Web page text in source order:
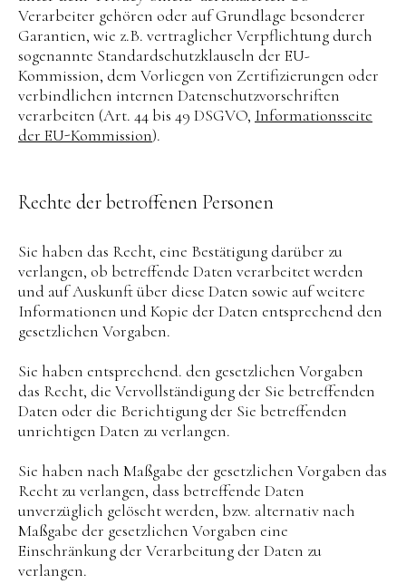
Verarbeiter gehören oder auf Grundlage besonderer
Garantien, wie z.B. vertraglicher Verpflichtung durch
sogenannte Standardschutzklauseln der EU-
Kommission, dem Vorliegen von Zertifizierungen oder
verbindlichen internen Datenschutzvorschriften
verarbeiten (Art. 44 bis 49 DSGVO, Informationsseite
der EU-Kommission).
Rechte der betroffenen Personen
Sie haben das Recht, eine Bestätigung darüber zu
verlangen, ob betreffende Daten verarbeitet werden
und auf Auskunft über diese Daten sowie auf weitere
Informationen und Kopie der Daten entsprechend den
gesetzlichen Vorgaben.
Sie haben entsprechend. den gesetzlichen Vorgaben
das Recht, die Vervollständigung der Sie betreffenden
Daten oder die Berichtigung der Sie betreffenden
unrichtigen Daten zu verlangen.
Sie haben nach Maßgabe der gesetzlichen Vorgaben das
Recht zu verlangen, dass betreffende Daten
unverzüglich gelöscht werden, bzw. alternativ nach
Maßgabe der gesetzlichen Vorgaben eine
Einschränkung der Verarbeitung der Daten zu
verlangen.